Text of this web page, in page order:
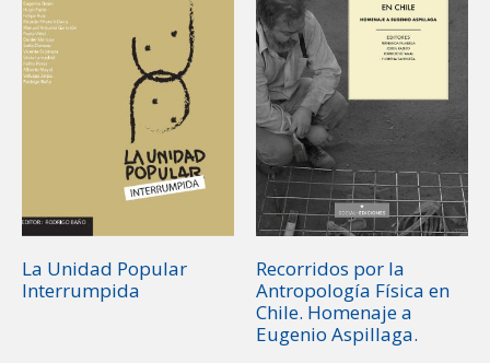
La Unidad Popular
Interrumpida
Recorridos por la
Antropología Física en
Chile. Homenaje a
Eugenio Aspillaga.